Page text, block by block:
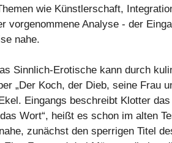
wie Künstlerschaft,
vorgenommene Analyse - der
nahe.
Sinnlich-Erotische kann durch
„Der Koch, der Dieb, seine Frau
Eingangs beschreibt Klotter
Wort“, heißt es schon im alten
zunächst den sperrigen Titel